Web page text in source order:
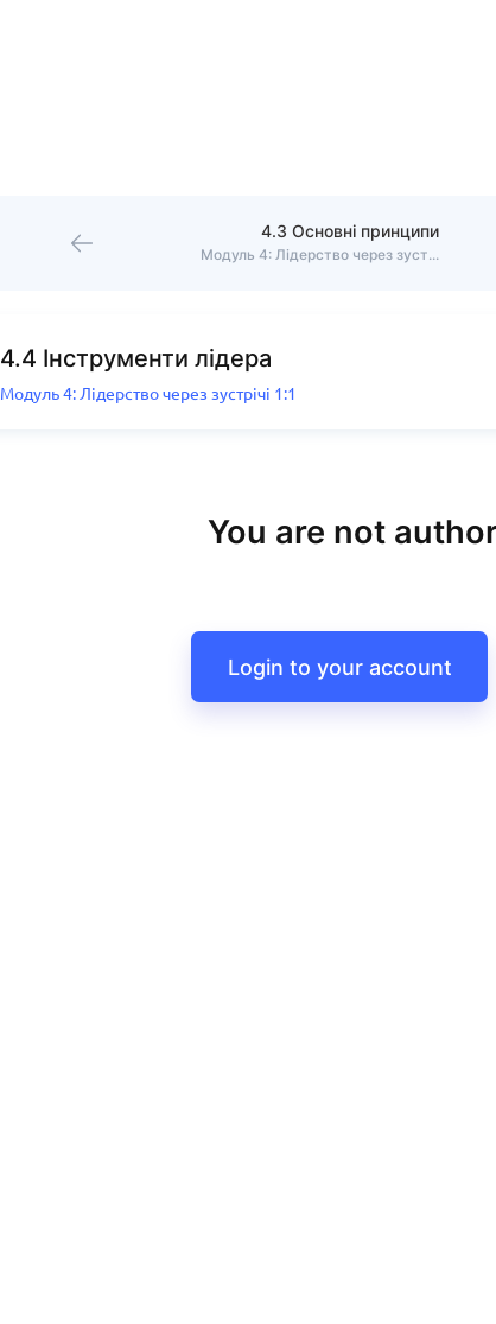
4.3 Основні принципи
Модуль 4: Лідерство через зустрічі 1:1
4.4 Інструменти лідера
Модуль 4: Лідерство через зустрічі 1:1
You are not
Login to your account